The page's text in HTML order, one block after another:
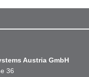
Austria GmbH
36